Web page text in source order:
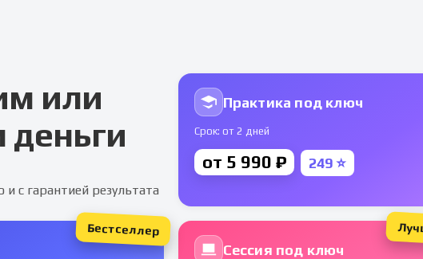
или
деньги
с гарантией результата
Практика под ключ
Срок: от 2 дней
от 5 990 ₽ 249 ⭐
Бестселлер
Сессия под ключ